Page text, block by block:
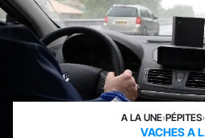
A LA UNE›PÉPITES›
VACHES A